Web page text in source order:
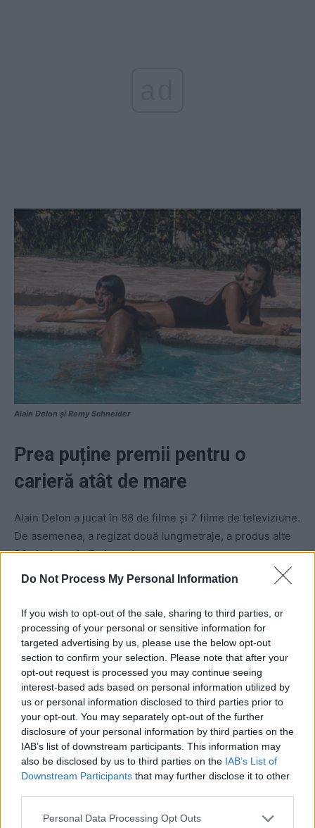
Do Not Process My Personal Information
If you wish to opt-out of the sale, sharing to third parties, or
processing of your personal or sensitive information for
targeted advertising by us, please use the below opt-out
section to confirm your selection. Please note that after your
opt-out request is processed you may continue seeing
interest-based ads based on personal information utilized by
us or personal information disclosed to third parties prior to
your opt-out. You may separately opt-out of the further
disclosure of your personal information by third parties on the
IAB’s list of downstream participants. This information may
also be disclosed by us to third parties on the IAB’s List of
Downstream Participants that may further disclose it to other
Personal Data Processing Opt Outs
Alain Delon și Romy Schneider
Prea puține premii pentru o
carieră atât de mare
Alain Delon a jucat în 88 de filme şi 7 filme de televiziune.
De asemenea, a regizat două lungmetraje, a produs alte
32 şi a jucat în 7 piese de teatru.
ad
În 1985 a câștigat unPremiu César,pentru cel mai bun